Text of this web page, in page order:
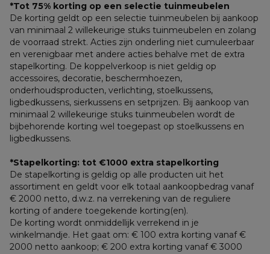
*Tot 75% korting op een selectie tuinmeubelen
De korting geldt op een selectie tuinmeubelen bij aankoop
van minimaal 2 willekeurige stuks tuinmeubelen en zolang
de voorraad strekt. Acties zijn onderling niet cumuleerbaar
en verenigbaar met andere acties behalve met de extra
stapelkorting. De koppelverkoop is niet geldig op
accessoires, decoratie, beschermhoezen,
onderhoudsproducten, verlichting, stoelkussens,
ligbedkussens, sierkussens en setprijzen. Bij aankoop van
minimaal 2 willekeurige stuks tuinmeubelen wordt de
bijbehorende korting wel toegepast op stoelkussens en
ligbedkussens.
*Stapelkorting: tot €1000 extra stapelkorting
De stapelkorting is geldig op alle producten uit het
assortiment en geldt voor elk totaal aankoopbedrag vanaf
€ 2000 netto, d.w.z. na verrekening van de reguliere
korting of andere toegekende korting(en).
De korting wordt onmiddellijk verrekend in je
winkelmandje. Het gaat om: € 100 extra korting vanaf €
2000 netto aankoop; € 200 extra korting vanaf € 3000